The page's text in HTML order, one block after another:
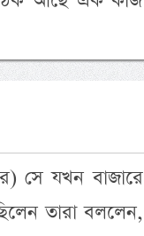
সে যখন বাজারে
তারা বললেন,